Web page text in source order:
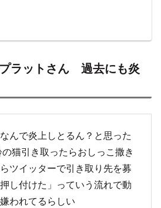
ラットさん 過去にも炎
んで炎上しとるん？と思った
猫引き取ったらおしっこ撒き
ツイッターで引き取り先を募
し付けた」っていう流れで動
われてるらしい